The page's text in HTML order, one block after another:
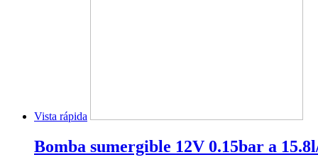
Vista rápida
Bomba sumergible 12V 0.15bar a